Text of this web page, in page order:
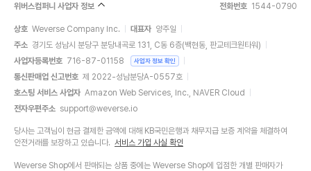
위버스컴퍼니 사업자 정보 전화번호 1544-0790
상호 Weverse Company Inc. 대표자 양주일
주소 경기도 성남시 분당구 분당내곡로 131, C동 6층(백현동, 판교테크원타워)
사업자등록번호 716-87-01158 사업자 정보 확인
통신판매업 신고번호 제 2022-성남분당A-0557호
호스팅 서비스 사업자 Amazon Web Services, Inc., NAVER Cloud
전자우편주소 support@weverse.io
당사는 고객님이 현금 결제한 금액에 대해 KB국민은행과 채무지급 보증 계약을 체결하여
안전거래를 보장하고 있습니다. 서비스 가입 사실 확인
Weverse Shop에서 판매되는 상품 중에는 Weverse Shop에 입점한 개별 판매자가